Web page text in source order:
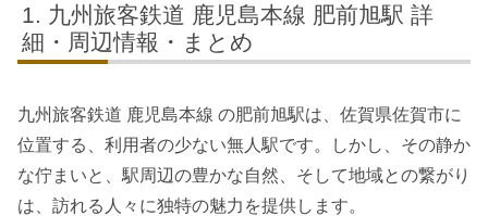
九州旅客鉄道 鹿児島本線 肥前旭駅 詳
細・周辺情報・まとめ
九州旅客鉄道 鹿児島本線 の肥前旭駅は、佐賀県佐賀市に
位置する、利用者の少ない無人駅です。しかし、その静か
な佇まいと、駅周辺の豊かな自然、そして地域との繋がり
は、訪れる人々に独特の魅力を提供します。